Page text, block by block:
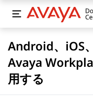
Android、iOS
Avaya
用する